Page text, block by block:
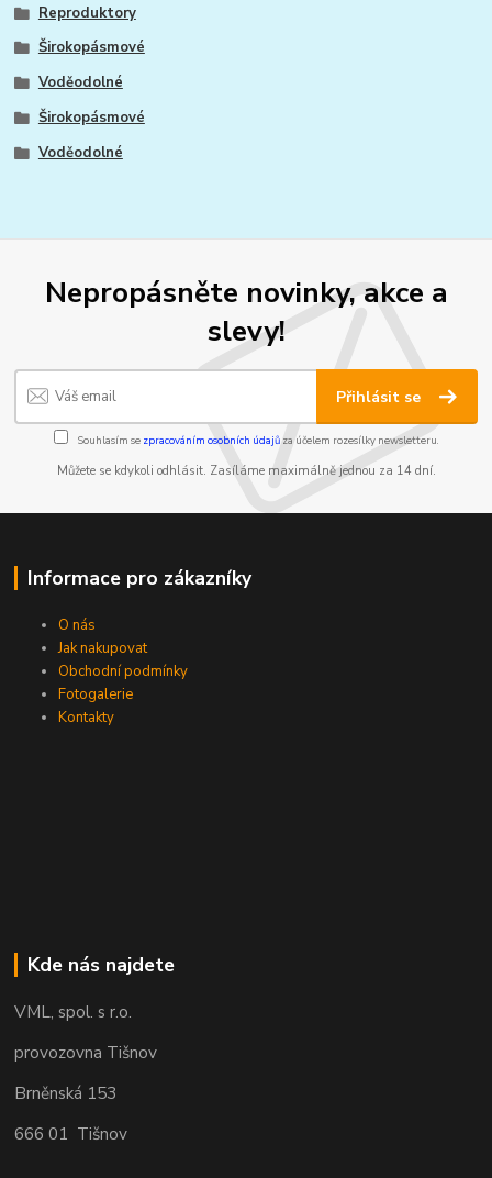
Reproduktory
Širokopásmové
Voděodolné
Širokopásmové
Voděodolné
Nepropásněte novinky, akce a
slevy!
Přihlásit se
Souhlasím se zpracováním osobních údajůza účelem rozesílky newsletteru.
Můžete se kdykoli odhlásit. Zasíláme maximálně jednou za 14 dní.
Informace pro zákazníky
O nás
Jak nakupovat
Obchodní podmínky
Fotogalerie
Kontakty
Kde nás najdete
VML, spol. s r.o.
provozovna Tišnov
Brněnská 153
666 01 Tišnov